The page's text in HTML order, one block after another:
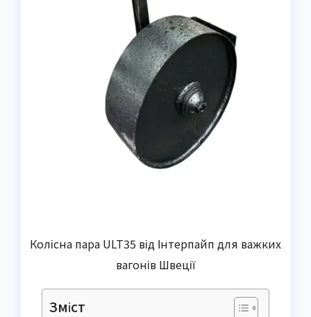
Колісна пара ULT35 від Інтерпайп для важких
вагонів Швеції
Зміст